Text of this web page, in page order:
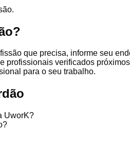
que precisa, informe seu
profissionais verificados
para o seu trabalho.
UworK?